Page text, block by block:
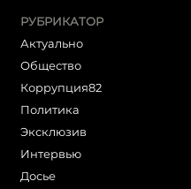
РУБРИКАТОР
Актуально
Общество
Коррупция82
Политика
Эксклюзив
Интервью
Досье